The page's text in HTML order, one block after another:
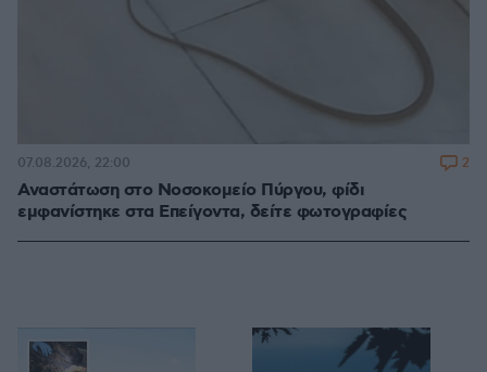
Αναστάτωση στο Νοσοκομείο Πύργου, φίδι
εμφανίστηκε στα Επείγοντα, δείτε φωτογραφίες
07.08.2026, 22:00 2